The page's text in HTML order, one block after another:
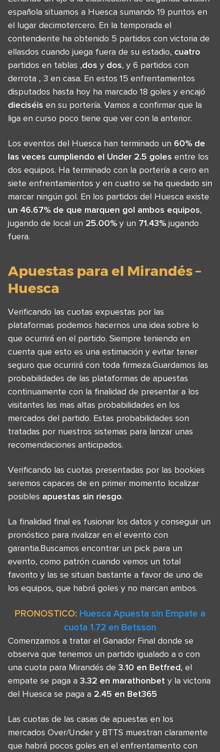
española situamos a Huesca sumando 19 puntos en
el lugar decimotercero. En la temporada el
contendiente ha obtenido 5 partidos con victoria de
ellasdos cuando juega fuera de su estadio, cuatro
partidos en tablas ,dos y dos, y 6 partidos con
derrota , 3 en casa. En estos 15 enfrentamientos
disputados hasta hoy ha marcado 18 goles y encajó
dieciséis en su portería. Vamos a confirmar que la
liga en curso poco tiene que ver con la anterior.
Los eventos del Huesca han terminado un 60% de
las veces cumpliendo el Under 2.5 goles entre los
dos equipos. Ha terminado con la portería a cero en
siete enfrentamientos y en cuatro se ha quedado sin
marcar ningún gol. En los partidos del Huesca existe
un 46.67% de que marquen gol ambos equipos,
jugando de local un 25.00% y un 71.43% jugando
fuera.
Apuestas para el Mirandés –
Huesca
Verificando las cuotas expuestas por las
plataformas podemos hacernos una idea sobre lo
que ocurrirá en el partido. Siempre teniendo en
cuenta que esto es una estimación y evitar tener
seguro que ocurrirá con toda firmeza.Guardamos las
probabilidades de las plataformas de apuestas
continuamente con la finalidad de presentar a los
visitantes las mas altas probabilidades en los
mercados del partido. Estas probabilidades son
tratadas por nuestros sistemas para lanzar unas
recomendaciones anticipados.
Verificando las cuotas presentadas por las bookies
seremos capaces de en primer momento localizar
posibles apuestas sin riesgo.
La finalidad final es fusionar los datos y conseguir un
pronóstico para rivalizar en el evento con
garantia.Buscamos encontrar un pick para un
evento, como patrón cuando vemos un total
favorito y las se situan bastante a favor de uno de
los equipos, que habrá goles y no marcan ambos.
PRONOSTICO: Huesca Apuesta sin Empate a
cuota 1.72 en Betsson
Comenzamos a tratar el Ganador Final donde se
observa que tenemos un partido igualado a o con
una cuota para Mirandés de 3.10 en Betfred, el
empate se paga a 3.32 en marathonbet y la victoria
del Huesca se paga a 2.45 en Bet365
Las cuotas de las casas de apuestas en los
mercados Over/Under y BTTS muestran claramente
que habrá pocos goles en el enfrentamiento con